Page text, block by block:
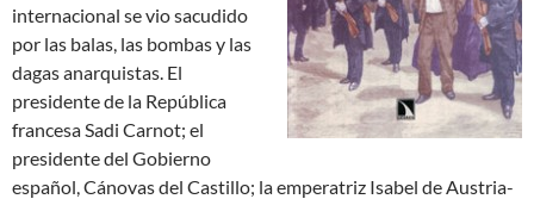
internacional se vio sacudido
por las balas, las bombas y las
dagas anarquistas. El
presidente de la República
francesa Sadi Carnot; el
presidente del Gobierno
español, Cánovas del Castillo; la emperatriz Isabel de Austria-